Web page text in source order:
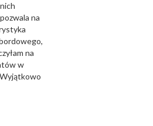
na
na
w